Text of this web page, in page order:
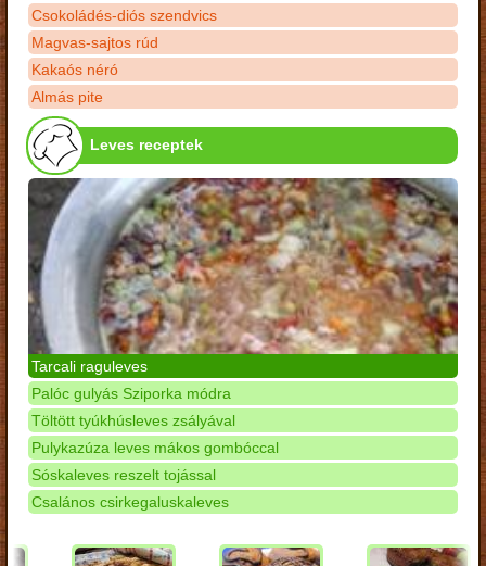
Csokoládés-diós szendvics
Magvas-sajtos rúd
Kakaós néró
Almás pite
Leves receptek
Tarcali raguleves
Palóc gulyás Sziporka módra
Töltött tyúkhúsleves zsályával
Pulykazúza leves mákos gombóccal
Sóskaleves reszelt tojással
Csalános csirkegaluskaleves